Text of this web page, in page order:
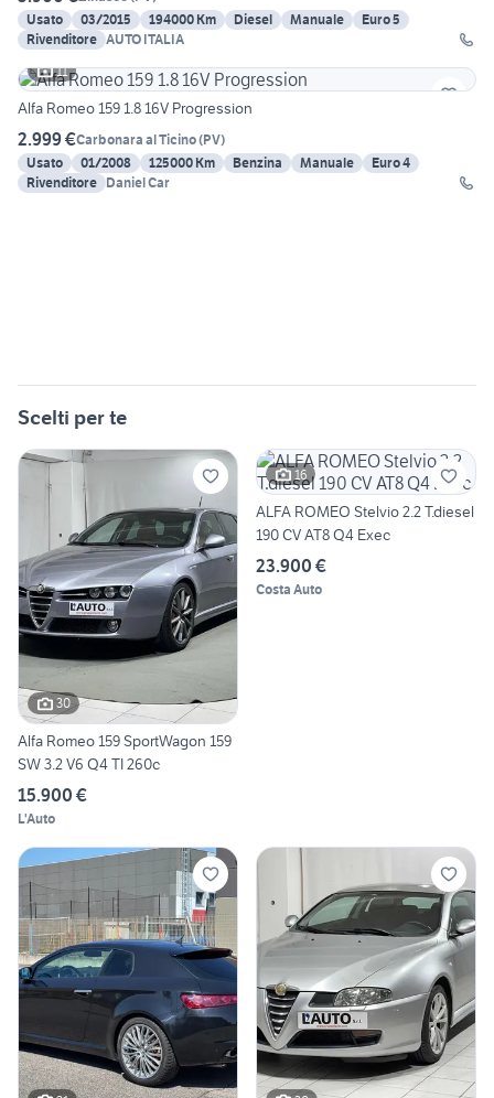
Usato
03/2015 194000 Km Diesel Manuale
Euro 5
Rivenditore AUTO ITALIA
11
Alfa Romeo 159 1.8 16V Progression
2.999 €Carbonara al Ticino(PV)
Usato
01/2008 125000 Km Benzina Manuale
Euro 4
Rivenditore Daniel Car
Scelti per te
30
Alfa Romeo 159 SportWagon 159
SW 3.2 V6 Q4 TI 260c
15.900 €
L'Auto
16
ALFA ROMEO Stelvio 2.2 T.diesel
190 CV AT8 Q4 Exec
23.900 €
Costa Auto